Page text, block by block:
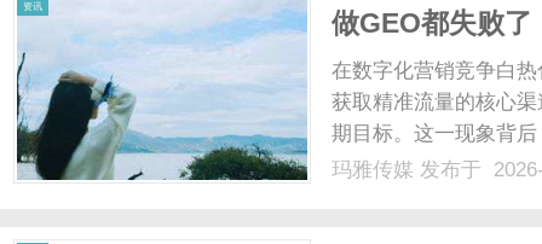
资讯
做GEO都失败
在数字化营销竞争白
获取精准流量的核心
期目标。这一现象背
误区。从关键词策略
玛雅传媒 发布于